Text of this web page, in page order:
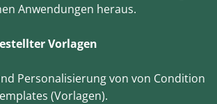
Anwendungen heraus.
Vorlagen
Personalisierung von von Condition
(Vorlagen).